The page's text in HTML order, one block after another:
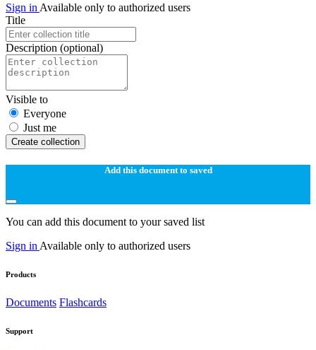
Sign in Available only to authorized users
Title
Description (optional)
Visible to
Everyone
Just me
Create collection
Add this document to saved
You can add this document to your saved list
Sign in Available only to authorized users
Products
Documents Flashcards
Support